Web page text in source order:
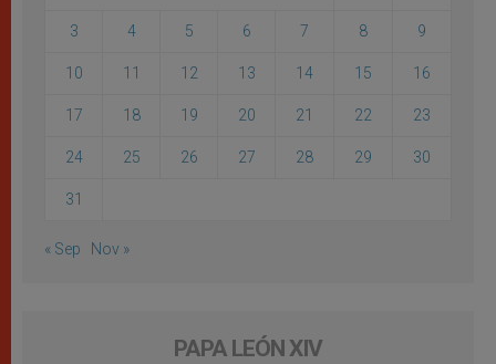
3 4 5 6 7 8 9
10 11 12 13 14 15 16
17 18 19 20 21 22 23
24 25 26 27 28 29 30
31
« Sep Nov »
PAPA LEÓN XIV